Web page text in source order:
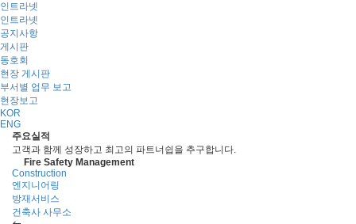
인트라넷
인트라넷
공지사항
게시판
동호회
현장 게시판
부서별 업무 보고
현장보고
KOR
ENG
주요실적
고객과 함께 성장하고 최고의 파트너쉽을 추구합니다.
Fire Safety Management
Construction
엔지니어링
방재서비스
건축사 사무소